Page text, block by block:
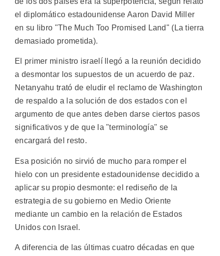
el diplomático estadounidense Aaron David Miller
en su libro "The Much Too Promised Land" (La tierra
demasiado prometida).
El primer ministro israelí llegó a la reunión decidido
a desmontar los supuestos de un acuerdo de paz.
Netanyahu trató de eludir el reclamo de Washington
de respaldo a la solución de dos estados con el
argumento de que antes deben darse ciertos pasos
significativos y de que la "terminología" se
encargará del resto.
Esa posición no sirvió de mucho para romper el
hielo con un presidente estadounidense decidido a
aplicar su propio desmonte: el rediseño de la
estrategia de su gobierno en Medio Oriente
mediante un cambio en la relación de Estados
Unidos con Israel.
A diferencia de las últimas cuatro décadas en que